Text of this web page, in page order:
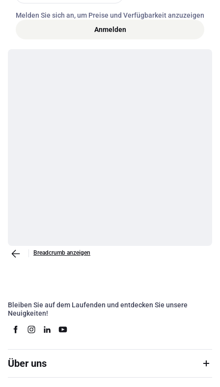
Melden Sie sich an, um Preise und Verfügbarkeit anzuzeigen
Anmelden
Breadcrumb anzeigen
Bleiben Sie auf dem Laufenden und entdecken Sie unsere
Neuigkeiten!
Über uns